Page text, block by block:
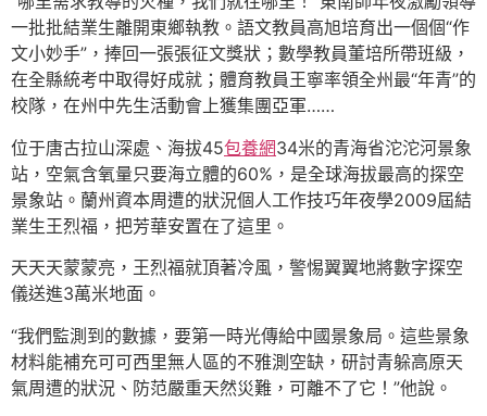
一批批結業生離開東鄉執教。語文教員高旭培育出一個個“作
文小妙手”，捧回一張張征文獎狀；數學教員董培所帶班級，
在全縣統考中取得好成就；體育教員王寧率領全州最“年青”的
校隊，在州中先生活動會上獲集團亞軍……
位于唐古拉山深處、海拔45包養網34米的青海省沱沱河景象
站，空氣含氧量只要海立體的60%，是全球海拔最高的探空
景象站。蘭州資本周遭的狀況個人工作技巧年夜學2009屆結
業生王烈福，把芳華安置在了這里。
天天天蒙蒙亮，王烈福就頂著冷風，警惕翼翼地將數字探空
儀送進3萬米地面。
“我們監測到的數據，要第一時光傳給中國景象局。這些景象
材料能補充可可西里無人區的不雅測空缺，研討青躲高原天
氣周遭的狀況、防范嚴重天然災難，可離不了它！”他說。